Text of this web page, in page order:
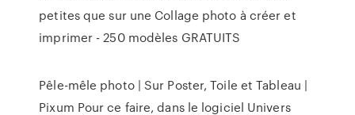
petites que sur une Collage photo à créer et
imprimer - 250 modèles GRATUITS
Pêle-mêle photo | Sur Poster, Toile et Tableau |
Pixum Pour ce faire, dans le logiciel Univers